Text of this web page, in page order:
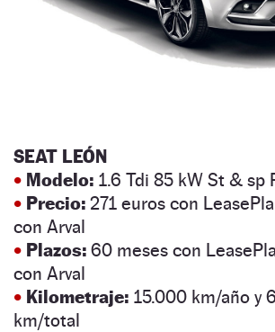
SEAT LEÓN
• Modelo: 1.6 Tdi 85 kW St & sp
• Precio: 271 euros con
con Arval
• Plazos: 60 meses con
con Arval
• Kilometraje: 15.000 km/año y
km/total